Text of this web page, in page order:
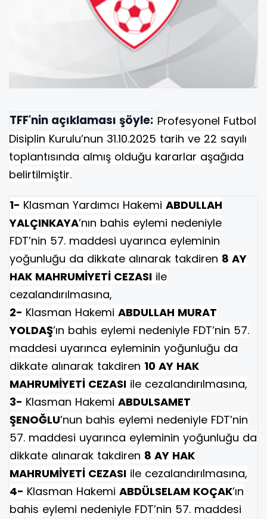
TFF'nin açıklaması şöyle: Profesyonel Futbol
Disiplin Kurulu’nun 31.10.2025 tarih ve 22 sayılı
toplantısında almış olduğu kararlar aşağıda
belirtilmiştir.
1- Klasman Yardımcı HakemiABDULLAH
YALÇINKAYA’nın bahis eylemi nedeniyle
FDT’nin 57. maddesi uyarınca eyleminin
yoğunluğu da dikkate alınarak takdiren 8 AY
HAK MAHRUMİYETİ CEZASI ile
cezalandırılmasına,
2- Klasman HakemiABDULLAH MURAT
YOLDAŞ’ın bahis eylemi nedeniyle FDT’nin 57.
maddesi uyarınca eyleminin yoğunluğu da
dikkate alınarak takdiren 10 AY HAK
MAHRUMİYETİ CEZASI ile cezalandırılmasına,
3- Klasman HakemiABDULSAMET
ŞENOĞLU’nun bahis eylemi nedeniyle FDT’nin
57. maddesi uyarınca eyleminin yoğunluğu da
dikkate alınarak takdiren 8 AY HAK
MAHRUMİYETİ CEZASI ile cezalandırılmasına,
4- Klasman HakemiABDÜLSELAM KOÇAK’ın
bahis eylemi nedeniyle FDT’nin 57. maddesi